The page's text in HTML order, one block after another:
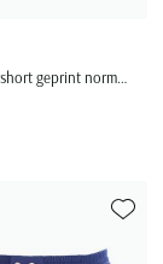
blauw boxershort geprint normale fit